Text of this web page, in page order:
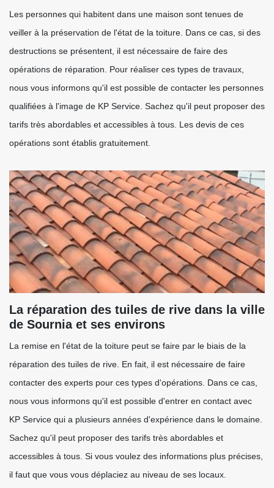
Les personnes qui habitent dans une maison sont tenues de
veiller à la préservation de l'état de la toiture. Dans ce cas, si des
destructions se présentent, il est nécessaire de faire des
opérations de réparation. Pour réaliser ces types de travaux,
nous vous informons qu'il est possible de contacter les personnes
qualifiées à l'image de KP Service. Sachez qu'il peut proposer des
tarifs très abordables et accessibles à tous. Les devis de ces
opérations sont établis gratuitement.
La réparation des tuiles de rive dans la ville
de Sournia et ses environs
La remise en l'état de la toiture peut se faire par le biais de la
réparation des tuiles de rive. En fait, il est nécessaire de faire
contacter des experts pour ces types d'opérations. Dans ce cas,
nous vous informons qu'il est possible d'entrer en contact avec
KP Service qui a plusieurs années d'expérience dans le domaine.
Sachez qu'il peut proposer des tarifs très abordables et
accessibles à tous. Si vous voulez des informations plus précises,
il faut que vous vous déplaciez au niveau de ses locaux.